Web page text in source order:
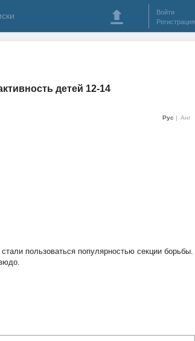
Войти
Регистрация
детей 12-14
Рус Анг
пользоваться популярностью секции борьбы.